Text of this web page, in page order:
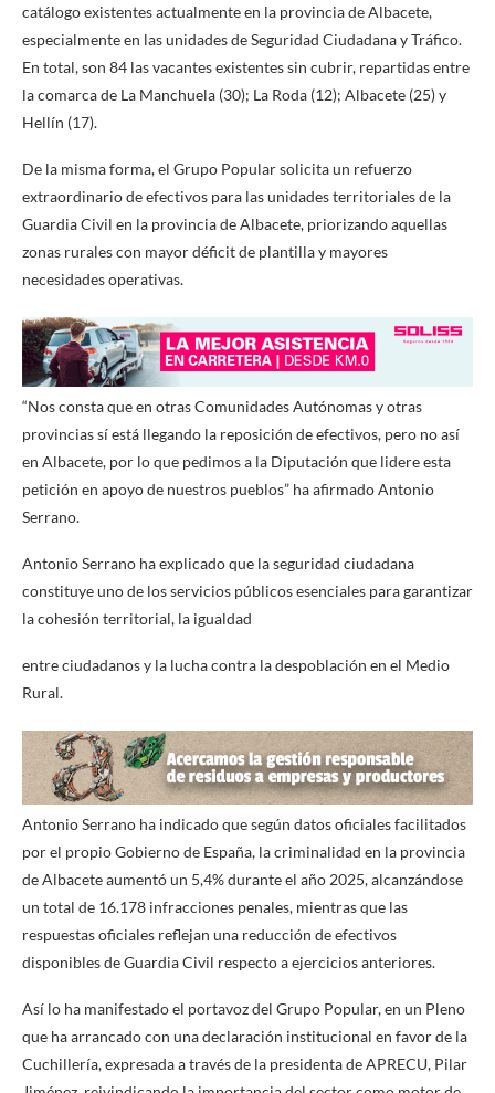
catálogo existentes actualmente en la provincia de Albacete,
especialmente en las unidades de Seguridad Ciudadana y Tráfico.
En total, son 84 las vacantes existentes sin cubrir, repartidas entre
la comarca de La Manchuela (30); La Roda (12); Albacete (25) y
Hellín (17).
De la misma forma, el Grupo Popular solicita un refuerzo
extraordinario de efectivos para las unidades territoriales de la
Guardia Civil en la provincia de Albacete, priorizando aquellas
zonas rurales con mayor déficit de plantilla y mayores
necesidades operativas.
“Nos consta que en otras Comunidades Autónomas y otras
provincias sí está llegando la reposición de efectivos, pero no así
en Albacete, por lo que pedimos a la Diputación que lidere esta
petición en apoyo de nuestros pueblos” ha afirmado Antonio
Serrano.
Antonio Serrano ha explicado que la seguridad ciudadana
constituye uno de los servicios públicos esenciales para garantizar
la cohesión territorial, la igualdad
entre ciudadanos y la lucha contra la despoblación en el Medio
Rural.
Antonio Serrano ha indicado que según datos oficiales facilitados
por el propio Gobierno de España, la criminalidad en la provincia
de Albacete aumentó un 5,4% durante el año 2025, alcanzándose
un total de 16.178 infracciones penales, mientras que las
respuestas oficiales reflejan una reducción de efectivos
disponibles de Guardia Civil respecto a ejercicios anteriores.
Así lo ha manifestado el portavoz del Grupo Popular, en un Pleno
que ha arrancado con una declaración institucional en favor de la
Cuchillería, expresada a través de la presidenta de APRECU, Pilar